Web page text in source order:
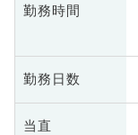
勤務時間
勤務日数
当直